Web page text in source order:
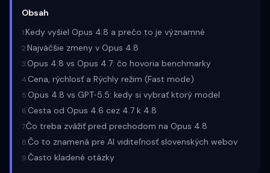
Obsah
1.Kedy vyšiel Opus 4.8 a prečo to je významné
2.Najväčšie zmeny v Opus 4.8
3.Opus 4.8 vs Opus 4.7: čo hovoria benchmarky
4.Cena, rýchlosť a Rýchly režim (Fast mode)
5.Opus 4.8 vs GPT‑5.5: kedy si vybrať ktorý model
6.Cesta od Opus 4.6 cez 4.7 k 4.8
7.Čo treba zvážiť pred prechodom na Opus 4.8
8.Čo to znamená pre AI viditeľnosť slovenských webov
9.Často kladené otázky